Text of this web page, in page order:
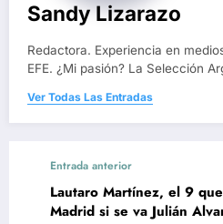
Sandy Lizarazo
Redactora. Experiencia en
EFE. ¿Mi pasión? La Selección
Ver Todas Las Entradas
Entrada anterior
Lautaro Martínez, el 9
Madrid si se va Julián